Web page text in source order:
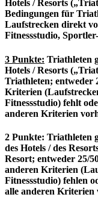
Hotels / Resorts („
Bedingungen für
Laufstrecken direkt
Fitnessstudio,
3 Punkte: Triathleten
Hotels / Resorts („
Triathleten; entweder
Kriterien
Fitnessstudio) fehlt
anderen Kriterien
2 Punkte: Triathleten
des Hotels / des
Resort; entweder 25/
anderen Kriterien
Fitnessstudio) fehlen
alle anderen Kriterien